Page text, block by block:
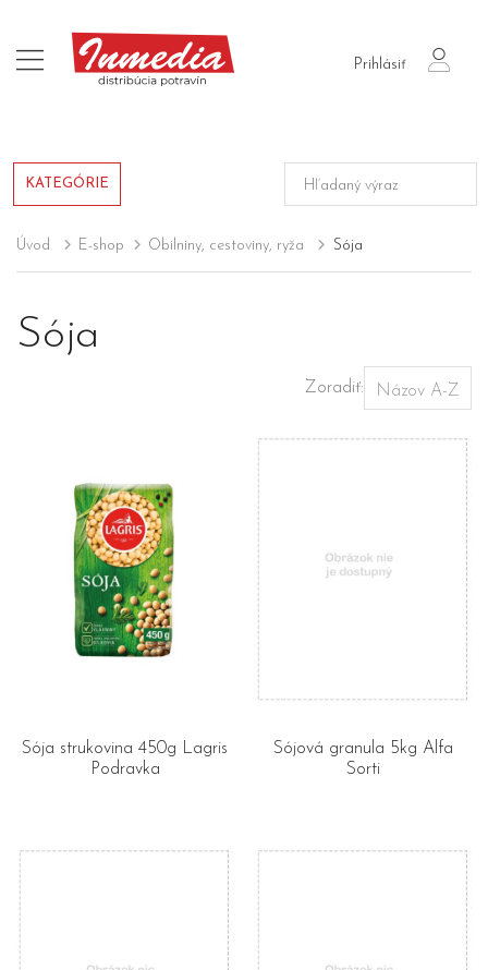
Prihlásiť
login
KATEGÓRIE
Úvod E-shop Obilniny, cestoviny, ryža Sója
Sója
Zoradiť:
Sója strukovina 450g Lagris
Podravka
Sójová granula 5kg Alfa
Sorti